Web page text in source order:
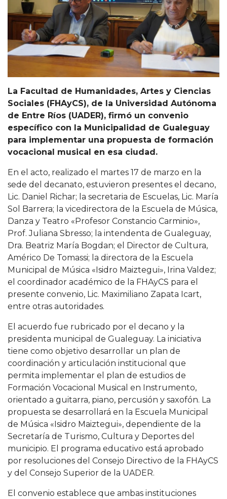
La Facultad de Humanidades, Artes y Ciencias
Sociales (FHAyCS), de la Universidad Autónoma
de Entre Ríos (UADER), firmó un convenio
específico con la Municipalidad de Gualeguay
para implementar una propuesta de formación
vocacional musical en esa ciudad.
En el acto, realizado el martes 17 de marzo en la
sede del decanato, estuvieron presentes el decano,
Lic. Daniel Richar; la secretaria de Escuelas, Lic. María
Sol Barrera; la vicedirectora de la Escuela de Música,
Danza y Teatro «Profesor Constancio Carminio»,
Prof. Juliana Sbresso; la intendenta de Gualeguay,
Dra. Beatriz María Bogdan; el Director de Cultura,
Américo De Tomassi; la directora de la Escuela
Municipal de Música «Isidro Maiztegui», Irina Valdez;
el coordinador académico de la FHAyCS para el
presente convenio, Lic. Maximiliano Zapata Icart,
entre otras autoridades.
El acuerdo fue rubricado por el decano y la
presidenta municipal de Gualeguay. La iniciativa
tiene como objetivo desarrollar un plan de
coordinación y articulación institucional que
permita implementar el plan de estudios de
Formación Vocacional Musical en Instrumento,
orientado a guitarra, piano, percusión y saxofón. La
propuesta se desarrollará en la Escuela Municipal
de Música «Isidro Maiztegui», dependiente de la
Secretaría de Turismo, Cultura y Deportes del
municipio. El programa educativo está aprobado
por resoluciones del Consejo Directivo de la FHAyCS
y del Consejo Superior de la UADER.
El convenio establece que ambas instituciones